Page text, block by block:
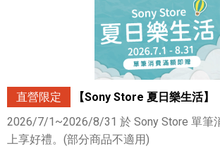
直營限定
【Sony Store 夏日樂生活】
2026/7/1~2026/8/31 於 Sony Store 單筆
上享好禮。(部分商品不適用)